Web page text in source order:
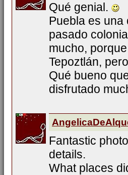
Qué genial.
Puebla es
pasado
mucho,
Tepoztlán,
Qué bueno
disfrutado
Fantastic
details.
What places